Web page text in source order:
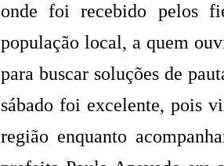
onde foi recebido pelos
população local, a quem
para buscar soluções de
sábado foi excelente, pois
região enquanto